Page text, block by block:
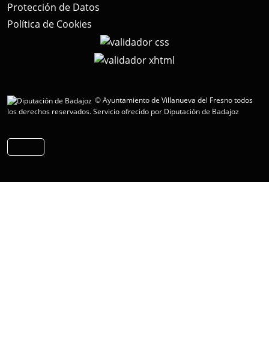
Protección de Datos
Política de Cookies
© Ayuntamiento de Villanueva del Fresno todos
los derechos reservados.Servicio ofrecido por Diputación de Badajoz